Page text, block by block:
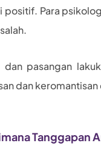
Para
pasangan
dan
Tanggapan